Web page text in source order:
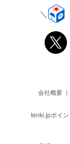
会社概要（
tenki.jpポイ